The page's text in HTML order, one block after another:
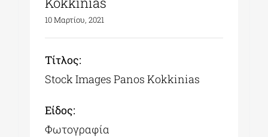
10 Μαρτίου, 2021
Tίτλος:
Stock Images Panos Kokkinias
Είδος:
Φωτογραφία